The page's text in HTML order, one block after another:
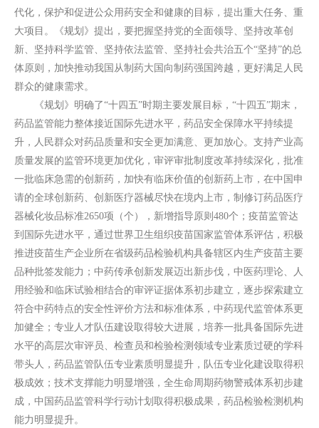
代化，保护和促进公众用药安全和健康的目标，提出重大任务、重
大项目。《规划》提出，要把握坚持党的全面领导、坚持改革创
新、坚持科学监管、坚持依法监管、坚持社会共治五个“坚持”的总
体原则，加快推动我国从制药大国向制药强国跨越，更好满足人民
群众的健康需求。
《规划》明确了“十四五”时期主要发展目标，“十四五”期末，
药品监管能力整体接近国际先进水平，药品安全保障水平持续提
升，人民群众对药品质量和安全更加满意、更加放心。支持产业高
质量发展的监管环境更加优化，审评审批制度改革持续深化，批准
一批临床急需的创新药，加快有临床价值的创新药上市，在中国申
请的全球创新药、创新医疗器械尽快在境内上市，制修订药品医疗
器械化妆品标准2650项（个），新增指导原则480个；疫苗监管达
到国际先进水平，通过世界卫生组织疫苗国家监管体系评估，积极
推进疫苗生产企业所在省级药品检验机构具备辖区内生产疫苗主要
品种批签发能力；中药传承创新发展迈出新步伐，中医药理论、人
用经验和临床试验相结合的审评证据体系初步建立，逐步探索建立
符合中药特点的安全性评价方法和标准体系，中药现代监管体系更
加健全；专业人才队伍建设取得较大进展，培养一批具备国际先进
水平的高层次审评员、检查员和检验检测领域专业素质过硬的学科
带头人，药品监管队伍专业素质明显提升，队伍专业化建设取得积
极成效；技术支撑能力明显增强，全生命周期药物警戒体系初步建
成，中国药品监管科学行动计划取得积极成果，药品检验检测机构
能力明显提升。